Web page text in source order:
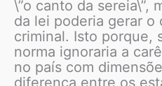
\”o canto da sereia\”,
da lei poderia gerar o
criminal. Isto porque,
norma ignoraria a
no país com